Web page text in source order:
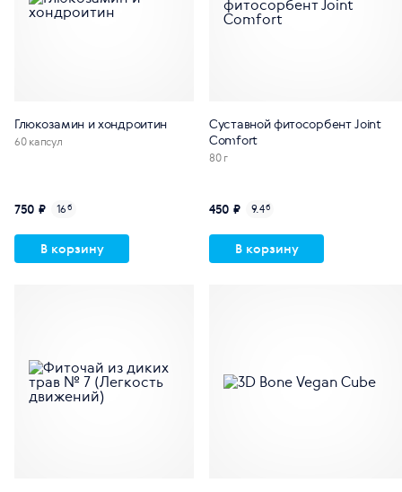
Глюкозамин и хондроитин
60 капсул
750 ₽ 16б
В корзину
Суставной фитосорбент Joint
Comfort
80 г
450 ₽ 9.4б
В корзину